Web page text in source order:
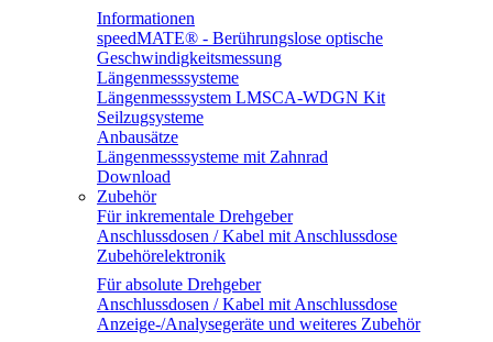
Informationen
speedMATE® - Berührungslose optische
Geschwindigkeitsmessung
Längenmesssysteme
Längenmesssystem LMSCA-WDGN Kit
Seilzugsysteme
Anbausätze
Längenmesssysteme mit Zahnrad
Download
Zubehör
Für inkrementale Drehgeber
Anschlussdosen / Kabel mit Anschlussdose
Zubehörelektronik
Für absolute Drehgeber
Anschlussdosen / Kabel mit Anschlussdose
Anzeige-/Analysegeräte und weiteres Zubehör